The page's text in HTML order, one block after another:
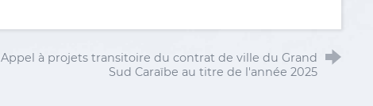
Appel à projets transitoire du contrat de ville du Grand
Sud Caraïbe au titre de l'année 2025